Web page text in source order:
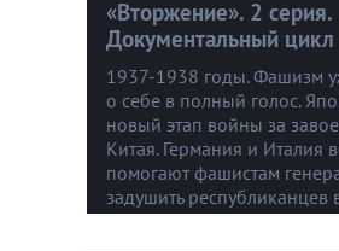
«Вторжение». 2 серия.
Документальный цикл
1937-1938 годы. Фашизм
о себе в полный голос.
новый этап войны за
Китая. Германия и Италия
помогают фашистам
задушить республиканцев